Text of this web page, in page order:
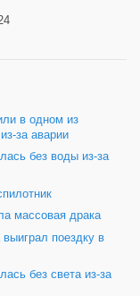
в одном из
за аварии
без воды из-за
массовая драка
поездку в
без света из-за